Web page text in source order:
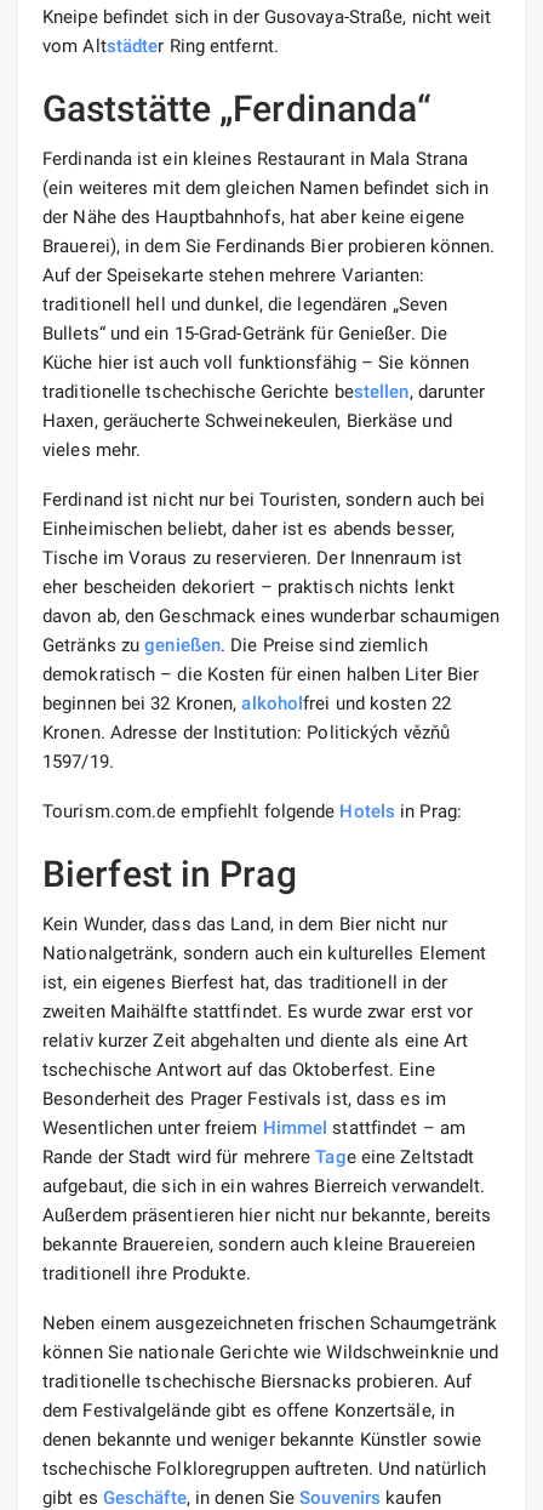
Kneipe befindet sich in der Gusovaya-Straße, nicht weit
vom Altstädter Ring entfernt.
Gaststätte „Ferdinanda“
Ferdinanda ist ein kleines Restaurant in Mala Strana
(ein weiteres mit dem gleichen Namen befindet sich in
der Nähe des Hauptbahnhofs, hat aber keine eigene
Brauerei), in dem Sie Ferdinands Bier probieren können.
Auf der Speisekarte stehen mehrere Varianten:
traditionell hell und dunkel, die legendären „Seven
Bullets“ und ein 15-Grad-Getränk für Genießer. Die
Küche hier ist auch voll funktionsfähig – Sie können
traditionelle tschechische Gerichte bestellen, darunter
Haxen, geräucherte Schweinekeulen, Bierkäse und
vieles mehr.
Ferdinand ist nicht nur bei Touristen, sondern auch bei
Einheimischen beliebt, daher ist es abends besser,
Tische im Voraus zu reservieren. Der Innenraum ist
eher bescheiden dekoriert – praktisch nichts lenkt
davon ab, den Geschmack eines wunderbar schaumigen
Getränks zugenießen. Die Preise sind ziemlich
demokratisch – die Kosten für einen halben Liter Bier
beginnen bei 32 Kronen,alkoholfrei und kosten 22
Kronen. Adresse der Institution: Politických vězňů
1597/19.
Tourism.com.de empfiehlt folgende Hotels in Prag:
Bierfest in Prag
Kein Wunder, dass das Land, in dem Bier nicht nur
Nationalgetränk, sondern auch ein kulturelles Element
ist, ein eigenes Bierfest hat, das traditionell in der
zweiten Maihälfte stattfindet. Es wurde zwar erst vor
relativ kurzer Zeit abgehalten und diente als eine Art
tschechische Antwort auf das Oktoberfest. Eine
Besonderheit des Prager Festivals ist, dass es im
Wesentlichen unter freiem Himmel stattfindet – am
Rande der Stadt wird für mehrereTage eine Zeltstadt
aufgebaut, die sich in ein wahres Bierreich verwandelt.
Außerdem präsentieren hier nicht nur bekannte, bereits
bekannte Brauereien, sondern auch kleine Brauereien
traditionell ihre Produkte.
Neben einem ausgezeichneten frischen Schaumgetränk
können Sie nationale Gerichte wie Wildschweinknie und
traditionelle tschechische Biersnacks probieren. Auf
dem Festivalgelände gibt es offene Konzertsäle, in
denen bekannte und weniger bekannte Künstler sowie
tschechische Folkloregruppen auftreten. Und natürlich
gibt es Geschäfte, in denen SieSouvenirs kaufen